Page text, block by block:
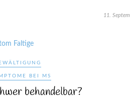
11.
BEI MS
behandelbar?